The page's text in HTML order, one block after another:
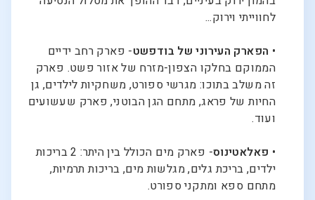
לחווייתי וירוק...
• הפארק העירוני של בודפשט- פארק רחב ידיים
הממוקם בחלקו הצפון-מזרח של אזור פשט. פארק
זה משלב בתוכו: מגרשי ספורט, משחקיות לילדים, גן
החיות של פראג, מתחם הגן הבוטני, פארק שעשועים
ועוד.
• פאלאטינוס
- פארק מים הכולל בין היתר: 2 בריכות
ילדים, בריכת גלים, מגלשות מים, בריכות תרמיות,
מתחם ספא ומתקני ספורט.